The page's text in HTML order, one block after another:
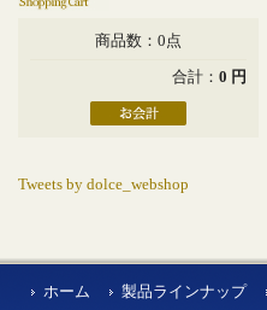
商品数：0点
合計： 0 円
Tweets by dolce_webshop
ホーム 製品ラインナップ